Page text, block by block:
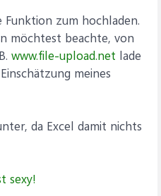
Funktion zum hochladen.
möchtest beachte, von
www.file-upload.net lade
meines
da Excel damit nichts
sexy!